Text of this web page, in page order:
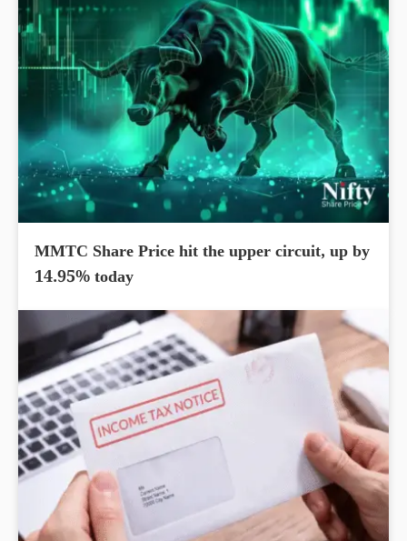
MMTC Share Price hit the upper circuit, up by
14.95% today